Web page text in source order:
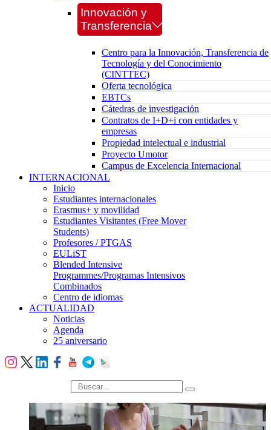
Innovación y
Transferencia
Centro para la Innovación, Transferencia de
Tecnología y del Conocimiento
(CINTTEC)
Oferta tecnológica
EBTCs
Cátedras de investigación
Contratos de I+D+i con entidades y
empresas
Propiedad intelectual e industrial
Proyecto Umotor
Campus de Excelencia Internacional
INTERNACIONAL
Inicio
Estudiantes internacionales
Erasmus+ y movilidad
Estudiantes Visitantes (Free Mover
Students)
Profesores / PTGAS
EULiST
Blended Intensive
Programmes/Programas Intensivos
Combinados
Centro de idiomas
ACTUALIDAD
Noticias
Agenda
25 aniversario
búsqueda